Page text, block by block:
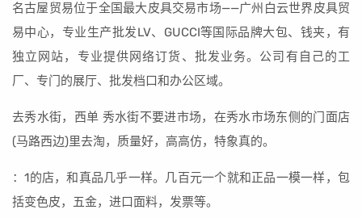
名古屋贸易位于全国最大皮具交易市场——广州白云世界皮具贸
易中心，专业生产批发LV、GUCCI等国际品牌大包、钱夹，有
独立网站，专业提供网络订货、批发业务。公司有自己的工
厂、专门的展厅、批发档口和办公区域。
去秀水街，西单 秀水街不要进市场，在秀水市场东侧的门面店
(马路西边)里去淘，质量好，高高仿，特象真的。
：1的店，和真品几乎一样。几百元一个就和正品一模一样，包
括变色皮，五金，进口面料，发票等。